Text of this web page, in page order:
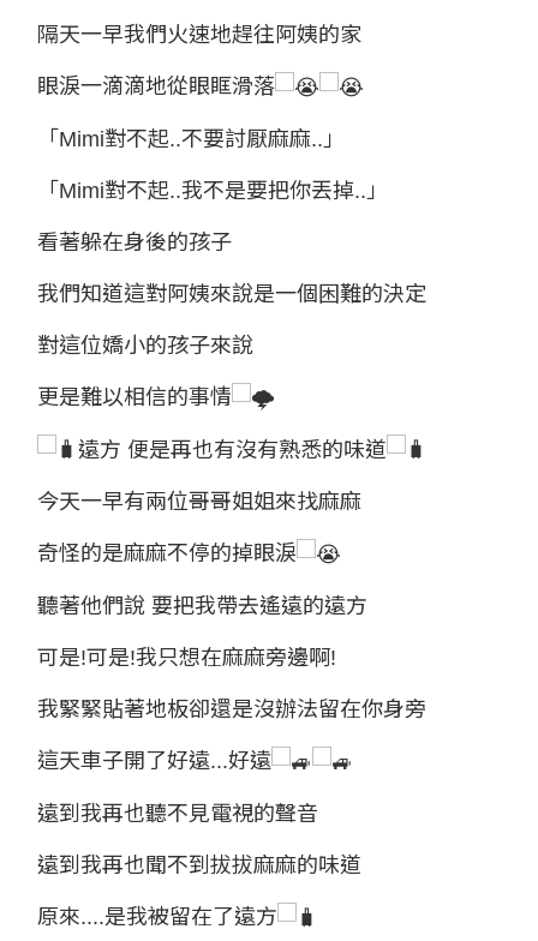
隔天一早我們火速地趕往阿姨的家
眼淚一滴滴地從眼眶滑落
「Mimi對不起..不要討厭麻麻..」
「Mimi對不起..我不是要把你丟掉..」
看著躲在身後的孩子
我們知道這對阿姨來說是一個困難的決定
對這位嬌小的孩子來說
更是難以相信的事情
遠方 便是再也有沒有熟悉的味道
今天一早有兩位哥哥姐姐來找麻麻
奇怪的是麻麻不停的掉眼淚
聽著他們說 要把我帶去遙遠的遠方
可是!可是!我只想在麻麻旁邊啊!
我緊緊貼著地板卻還是沒辦法留在你身旁
這天車子開了好遠...好遠
遠到我再也聽不見電視的聲音
遠到我再也聞不到拔拔麻麻的味道
原來....是我被留在了遠方